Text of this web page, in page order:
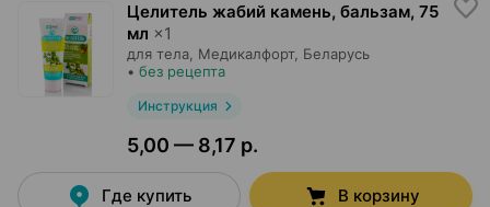
Целитель жабий камень, бальзам, 75
мл ×1
для тела, Медикалфорт, Беларусь
• без рецепта
Инструкция
5,00 — 8,17 р.
Где купить В корзину